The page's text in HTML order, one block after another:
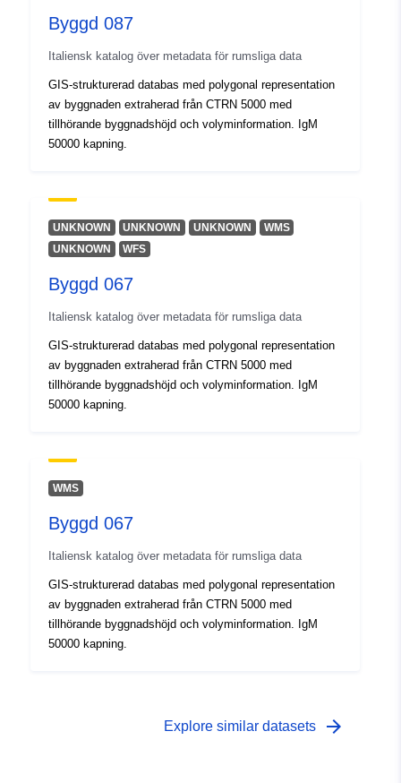
Identifierare:
m7761-cc-i9826
Byggd 087
Italiensk katalog över metadata för rumsliga data
GIS-strukturerad databas med polygonal representation
av byggnaden extraherad från CTRN 5000 med
tillhörande byggnadshöjd och volyminformation. IgM
50000 kapning.
UNKNOWN UNKNOWN UNKNOWN
WMS
UNKNOWN
WFS
Byggd 067
Italiensk katalog över metadata för rumsliga data
GIS-strukturerad databas med polygonal representation
av byggnaden extraherad från CTRN 5000 med
tillhörande byggnadshöjd och volyminformation. IgM
50000 kapning.
WMS
Byggd 067
Italiensk katalog över metadata för rumsliga data
GIS-strukturerad databas med polygonal representation
av byggnaden extraherad från CTRN 5000 med
tillhörande byggnadshöjd och volyminformation. IgM
50000 kapning.
Explore similar datasets arrow_forward